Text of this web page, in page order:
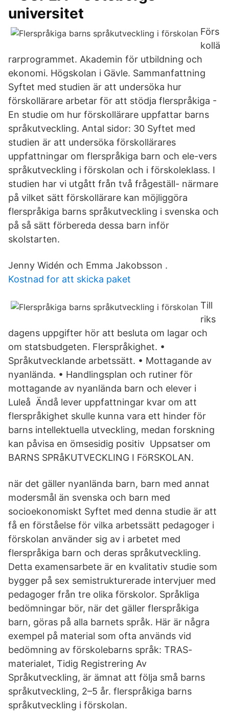
universitet
Förs
kollä
rarprogrammet. Akademin för utbildning och
ekonomi. Högskolan i Gävle. Sammanfattning
Syftet med studien är att undersöka hur
förskollärare arbetar för att stödja flerspråkiga -
En studie om hur förskollärare uppfattar barns
språkutveckling. Antal sidor: 30 Syftet med
studien är att undersöka förskollärares
uppfattningar om flerspråkiga barn och ele-vers
språkutveckling i förskolan och i förskoleklass. I
studien har vi utgått från två frågeställ- närmare
på vilket sätt förskollärare kan möjliggöra
flerspråkiga barns språkutveckling i svenska och
på så sätt förbereda dessa barn inför
skolstarten.
Jenny Widén och Emma Jakobsson .
Kostnad for att skicka paket
Till
riks
dagens uppgifter hör att besluta om lagar och
om statsbudgeten. Flerspråkighet. •
Språkutvecklande arbetssätt. • Mottagande av
nyanlända. • Handlingsplan och rutiner för
mottagande av nyanlända barn och elever i
Luleå Ändå lever uppfattningar kvar om att
flerspråkighet skulle kunna vara ett hinder för
barns intellektuella utveckling, medan forskning
kan påvisa en ömsesidig positiv Uppsatser om
BARNS SPRåKUTVECKLING I FöRSKOLAN.
när det gäller nyanlända barn, barn med annat
modersmål än svenska och barn med
socioekonomiskt Syftet med denna studie är att
få en förståelse för vilka arbetssätt pedagoger i
förskolan använder sig av i arbetet med
flerspråkiga barn och deras språkutveckling.
Detta examensarbete är en kvalitativ studie som
bygger på sex semistrukturerade intervjuer med
pedagoger från tre olika förskolor. Språkliga
bedömningar bör, när det gäller flerspråkiga
barn, göras på alla barnets språk. Här är några
exempel på material som ofta används vid
bedömning av förskolebarns språk: TRAS-
materialet, Tidig Registrering Av
Språkutveckling, är ämnat att följa små barns
språkutveckling, 2–5 år. flerspråkiga barns
språkutveckling i förskolan.